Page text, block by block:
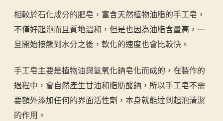
相較於石化成分的肥皂，富含天然植物油脂的手工皂，
不僅好起泡而且質地溫和，但是也因為油脂含量高，一
旦開始接觸到水分之後，軟化的速度也會比較快。
手工皂主要是植物油與氫氧化鈉皂化而成的，在製作的
過程中，會自然產生甘油和脂肪酸鈉，所以手工皂不需
要額外添加任何的界面活性劑，本身就能達到起泡清潔
的作用。